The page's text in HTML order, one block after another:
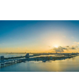
to
content